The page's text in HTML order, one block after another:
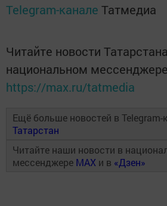
Telegram-канале Татмедиа
Читайте новости
национальном
https://max.ru/tatmedia
Ещё больше новостей в Telegram-
Татарстан
Читайте наши новости в
мессенджере MAX и в «Дзен»